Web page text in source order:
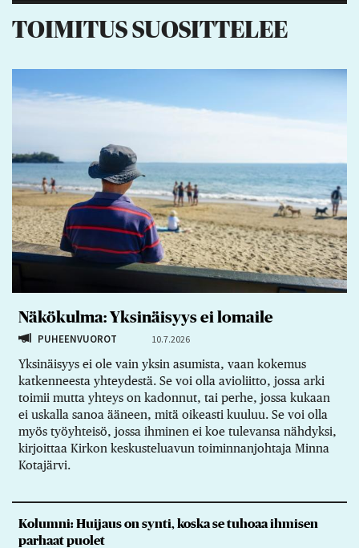
TOIMITUS SUOSITTELEE
Näkökulma: Yksinäisyys ei lomaile
PUHEENVUOROT 10.7.2026
Yksinäisyys ei ole vain yksin asumista, vaan kokemus
katkenneesta yhteydestä. Se voi olla avioliitto, jossa arki
toimii mutta yhteys on kadonnut, tai perhe, jossa kukaan
ei uskalla sanoa ääneen, mitä oikeasti kuuluu. Se voi olla
myös työyhteisö, jossa ihminen ei koe tulevansa nähdyksi,
kirjoittaa Kirkon keskusteluavun toiminnanjohtaja Minna
Kotajärvi.
Kolumni: Huijaus on synti, koska se tuhoaa ihmisen
parhaat puolet